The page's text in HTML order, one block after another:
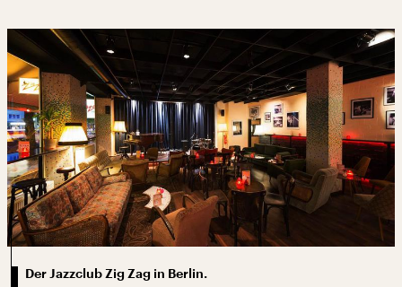
Der Jazzclub Zig Zag in Berlin.